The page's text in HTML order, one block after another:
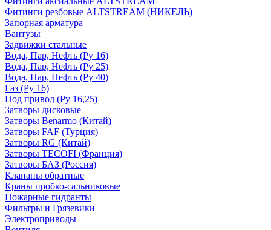
Фитинги резбовые ALTSTREAM (НИКЕЛЬ)
Запорная арматура
Вантузы
Задвижки стальные
Вода, Пар, Нефть (Ру 16)
Вода, Пар, Нефть (Ру 25)
Вода, Пар, Нефть (Ру 40)
Газ (Ру 16)
Под привод (Ру 16,25)
Затворы дисковые
Затворы Benarmo (Китай)
Затворы FAF (Турция)
Затворы RG (Китай)
Затворы TECOFI (Франция)
Затворы БАЗ (Россия)
Клапаны обратные
Краны пробко-сальниковые
Пожарные гидранты
Фильтры и Грязевики
Электроприводы